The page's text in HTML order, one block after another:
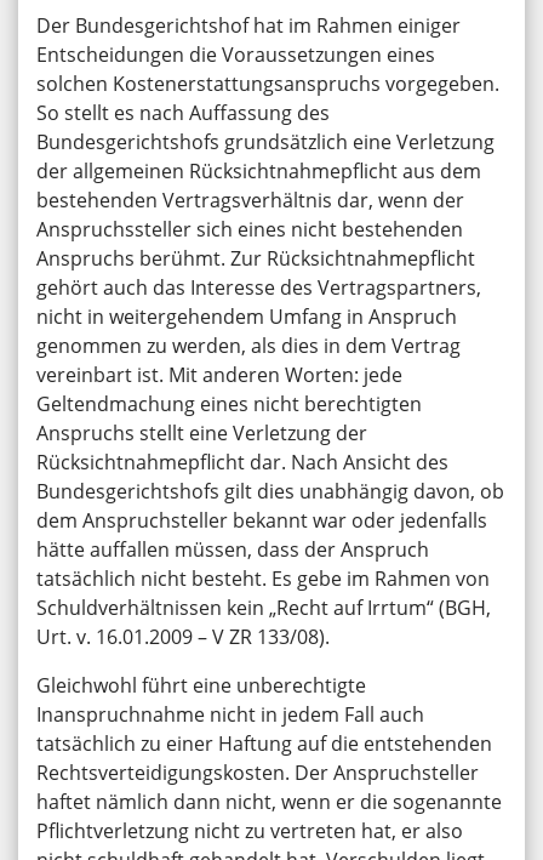
Der Bundesgerichtshof hat im Rahmen einiger
Entscheidungen die Voraussetzungen eines
solchen Kostenerstattungsanspruchs vorgegeben.
So stellt es nach Auffassung des
Bundesgerichtshofs grundsätzlich eine Verletzung
der allgemeinen Rücksichtnahmepflicht aus dem
bestehenden Vertragsverhältnis dar, wenn der
Anspruchssteller sich eines nicht bestehenden
Anspruchs berühmt. Zur Rücksichtnahmepflicht
gehört auch das Interesse des Vertragspartners,
nicht in weitergehendem Umfang in Anspruch
genommen zu werden, als dies in dem Vertrag
vereinbart ist. Mit anderen Worten: jede
Geltendmachung eines nicht berechtigten
Anspruchs stellt eine Verletzung der
Rücksichtnahmepflicht dar. Nach Ansicht des
Bundesgerichtshofs gilt dies unabhängig davon, ob
dem Anspruchsteller bekannt war oder jedenfalls
hätte auffallen müssen, dass der Anspruch
tatsächlich nicht besteht. Es gebe im Rahmen von
Schuldverhältnissen kein „Recht auf Irrtum“ (BGH,
Urt. v. 16.01.2009 – V ZR 133/08).
Gleichwohl führt eine unberechtigte
Inanspruchnahme nicht in jedem Fall auch
tatsächlich zu einer Haftung auf die entstehenden
Rechtsverteidigungskosten. Der Anspruchsteller
haftet nämlich dann nicht, wenn er die sogenannte
Pflichtverletzung nicht zu vertreten hat, er also